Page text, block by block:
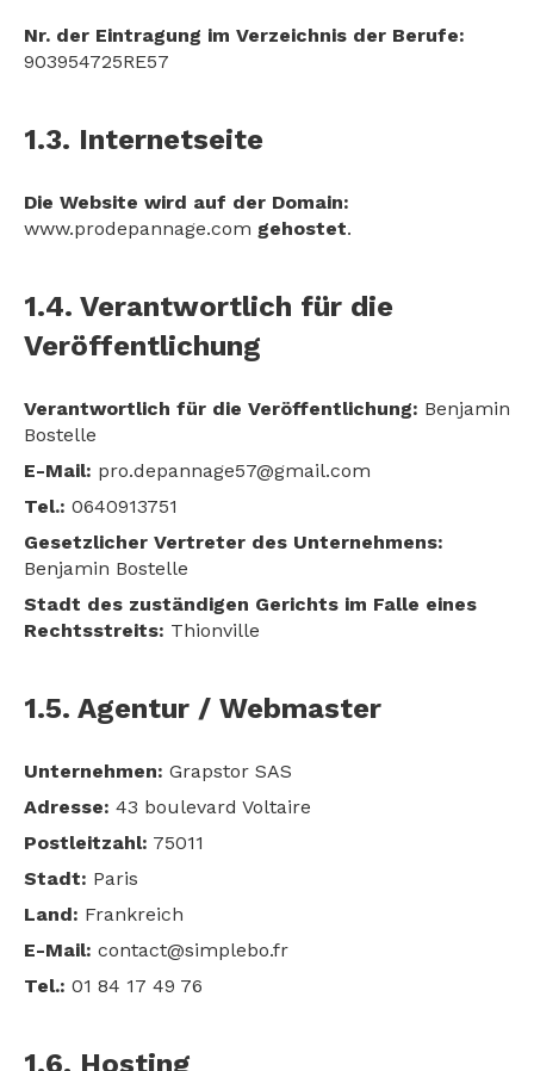
Nr. der Eintragung im Verzeichnis der Berufe:
903954725RE57
1.3. Internetseite
Die Website wird auf der Domain:
www.prodepannage.com gehostet.
1.4. Verantwortlich für die
Veröffentlichung
Verantwortlich für die Veröffentlichung: Benjamin
Bostelle
E-Mail: pro.depannage57@gmail.com
Tel.: 0640913751
Gesetzlicher Vertreter des Unternehmens:
Benjamin Bostelle
Stadt des zuständigen Gerichts im Falle eines
Rechtsstreits: Thionville
1.5. Agentur / Webmaster
Unternehmen: Grapstor SAS
Adresse: 43 boulevard Voltaire
Postleitzahl: 75011
Stadt: Paris
Land: Frankreich
E-Mail: contact@simplebo.fr
Tel.: 01 84 17 49 76
1.6. Hosting